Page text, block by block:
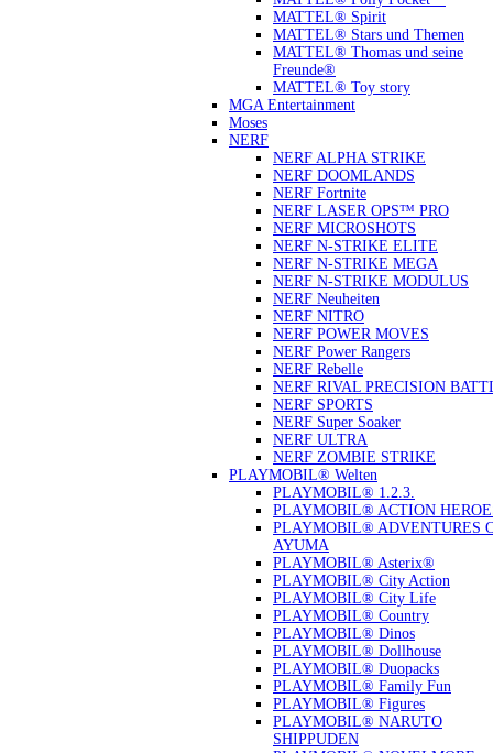
MATTEL® Spirit
MATTEL® Stars und Themen
MATTEL® Thomas und seine
Freunde®
MATTEL® Toy story
MGA Entertainment
Moses
NERF
NERF ALPHA STRIKE
NERF DOOMLANDS
NERF Fortnite
NERF LASER OPS™ PRO
NERF MICROSHOTS
NERF N-STRIKE ELITE
NERF N-STRIKE MEGA
NERF N-STRIKE MODULUS
NERF Neuheiten
NERF NITRO
NERF POWER MOVES
NERF Power Rangers
NERF Rebelle
NERF RIVAL PRECISION
NERF SPORTS
NERF Super Soaker
NERF ULTRA
NERF ZOMBIE STRIKE
PLAYMOBIL® Welten
PLAYMOBIL® 1.2.3.
PLAYMOBIL® ACTION
PLAYMOBIL® ADVENTURES
AYUMA
PLAYMOBIL® Asterix®
PLAYMOBIL® City Action
PLAYMOBIL® City Life
PLAYMOBIL® Country
PLAYMOBIL® Dinos
PLAYMOBIL® Dollhouse
PLAYMOBIL® Duopacks
PLAYMOBIL® Family Fun
PLAYMOBIL® Figures
PLAYMOBIL® NARUTO
SHIPPUDEN